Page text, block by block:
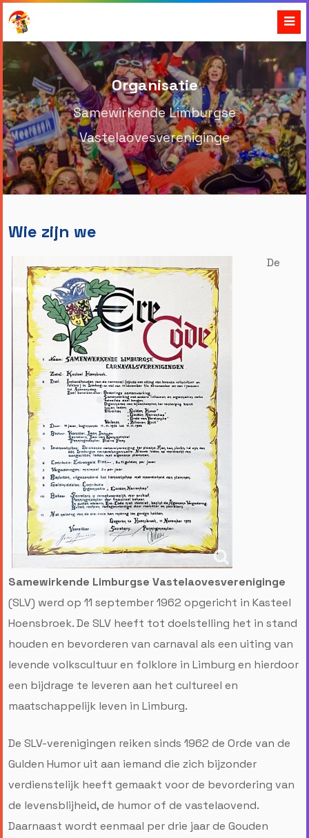
Organisatie
Samewirkende Limburgse
Vastelaovesvereniginge
Wie zijn we
De
Samewirkende Limburgse Vastelaovesvereniginge
(SLV) werd op 11 september 1962 opgericht in Kasteel
Hoensbroek. De SLV heeft tot doelstelling het in stand
houden en bevorderen van carnaval als een uiting van
levende volkscultuur en folklore in Limburg en hierdoor
een bijdrage te leveren aan het cultureel en
maatschappelijk leven in Limburg.
De SLV-verenigingen reiken sinds 1962 de Orde van de
Gulden Humor uit aan iemand die zich bijzonder
verdienstelijk heeft gemaakt voor de bevordering van
de levensblijheid, de humor of de vastelaovend.
Daarnaast wordt eenmaal per drie jaar de Gouden